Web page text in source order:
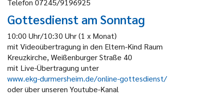
Telefon 07245/9196925
Gottesdienst am Sonntag
10:00 Uhr/10:30 Uhr (1 x Monat)
mit Videoübertragung in den Eltern-Kind Raum
Kreuzkirche, Weißenburger Straße 40
mit Live-Übertragung unter
www.ekg-durmersheim.de/online-gottesdienst/
oder über unseren Youtube-Kanal